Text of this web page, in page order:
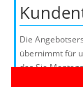
Die
übernimmt für
das Sie